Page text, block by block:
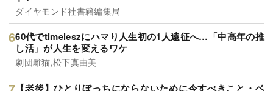
ダイヤモンド社書籍編集局
60代でtimeleszにハマり人生初の1人遠征へ…「中高年の推
し活」が人生を変えるワケ
劇団雌猫,松下真由美
【老後】ひとりぼっちにならないために今すべきこと・ベ